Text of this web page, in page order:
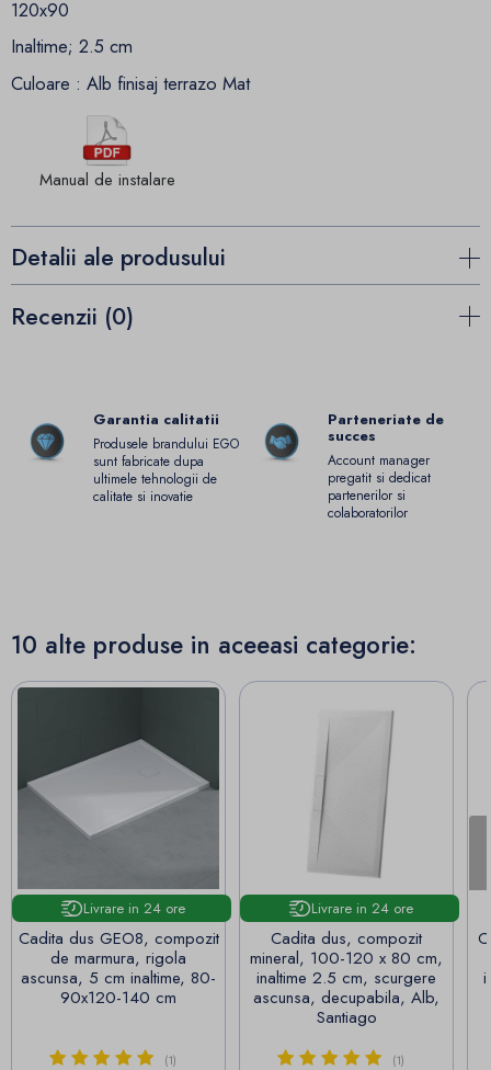
120x90
Inaltime; 2.5 cm
Culoare : Alb finisaj terrazo Mat
Manual de instalare
Detalii ale produsului
Recenzii (0)
Garantia calitatii
Produsele brandului EGO
sunt fabricate dupa
ultimele tehnologii de
calitate si inovatie
Parteneriate de
succes
Account manager
pregatit si dedicat
partenerilor si
colaboratorilor
10 alte produse in aceeasi categorie:
Livrare in 24 ore
Cadita dus GEO8, compozit
de marmura, rigola
ascunsa, 5 cm inaltime, 80-
90x120-140 cm
(1)
Livrare in 24 ore
Cadita dus, compozit
mineral, 100-120 x 80 cm,
inaltime 2.5 cm, scurgere
ascunsa, decupabila, Alb,
Santiago
(1)